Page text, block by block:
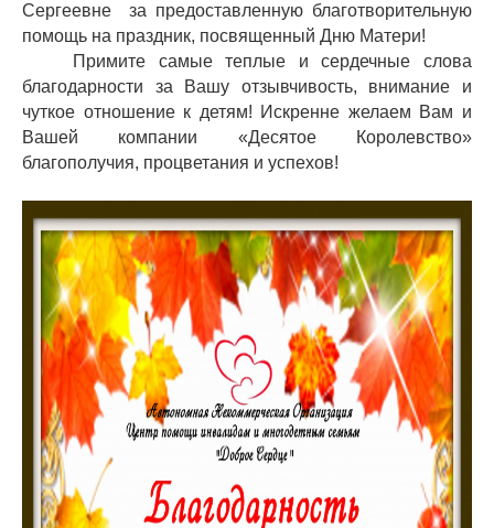
Сергеевне за предоставленную благотворительную
помощь на праздник, посвященный Дню Матери!
Примите самые теплые и сердечные слова
благодарности за Вашу отзывчивость, внимание и
чуткое отношение к детям! Искренне желаем Вам и
Вашей компании «Десятое Королевство»
благополучия, процветания и успехов!